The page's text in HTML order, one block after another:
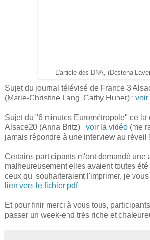
L'article des DNA, (Dostena
Sujet du journal télévisé de France 3
(Marie-Christine Lang, Cathy Huber) : voir
Sujet du "6 minutes Eurométropole" de la
Alsace20 (Anna Britz) voir la vidéo (me
jamais répondre à une interview au réveil
Certains participants m'ont demandé une
malheureusement elles avaient toutes
ceux qui souhaiteraient l'imprimer, je
lien vers le fichier pdf
Et pour finir merci à vous tous,
passer un week-end très riche et